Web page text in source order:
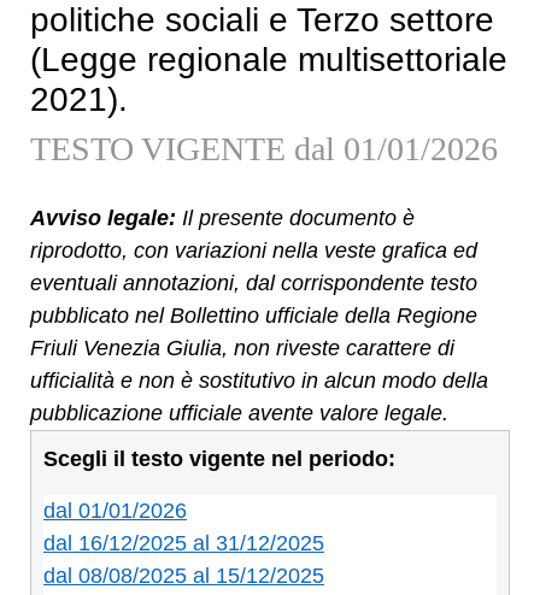
politiche sociali e Terzo settore
(Legge regionale multisettoriale
2021).
TESTO VIGENTE dal 01/01/2026
Avviso legale: Il presente documento è
riprodotto, con variazioni nella veste grafica ed
eventuali annotazioni, dal corrispondente testo
pubblicato nel Bollettino ufficiale della Regione
Friuli Venezia Giulia, non riveste carattere di
ufficialità e non è sostitutivo in alcun modo della
pubblicazione ufficiale avente valore legale.
Scegli il testo vigente nel periodo:
dal 01/01/2026
dal 16/12/2025 al 31/12/2025
dal 08/08/2025 al 15/12/2025